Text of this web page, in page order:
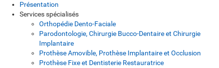
Présentation
Services spécialisés
Orthopédie Dento-Faciale
Parodontologie, Chirurgie Bucco-Dentaire et Chirurgie
Implantaire
Prothèse Amovible, Prothèse Implantaire et Occlusion
Prothèse Fixe et Dentisterie Restauratrice